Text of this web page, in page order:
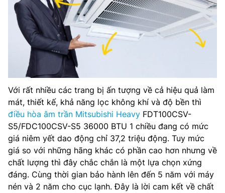
Với rất nhiều các trang bị ấn tượng về cả hiệu quả làm
mát, thiết kế, khả năng lọc không khí và độ bền thì
điều hòa âm trần Mitsubishi Heavy FDT100CSV-
S5/FDC100CSV-S5 36000 BTU 1 chiều đang có mức
giá niêm yết dao động chỉ 37,2 triệu động. Tuy mức
giá so với những hãng khác có phần cao hơn nhưng về
chất lượng thì đây chắc chắn là một lựa chọn xứng
đáng. Cùng thời gian bảo hành lên đến 5 năm với máy
nén và 2 năm cho cục lạnh. Đây là lời cam kết về chất